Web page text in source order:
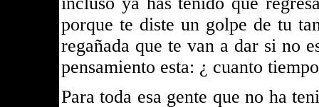
porque te diste un golpe de tu
regañada que te van a dar si no
pensamiento esta: ¿ cuanto
Para toda esa gente que no ha